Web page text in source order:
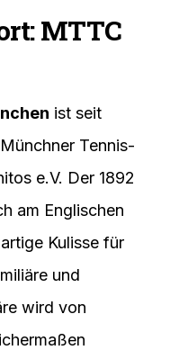
MTTC
ist seit
Tennis-
e.V. Der 1892
am Englischen
Kulisse für
und
wird von